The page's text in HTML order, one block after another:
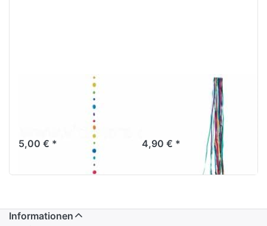
Muschelkette
regenbogen 170
5,00 € *
Feenwindspiel
regenbogen
klein 80 cm
4,90 € *
Informationen